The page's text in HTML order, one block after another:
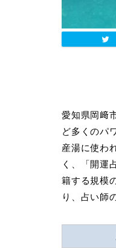
愛知県岡﨑
ど多くのパ
産湯に使わ
く、「開運
籍する規模
り、占い師